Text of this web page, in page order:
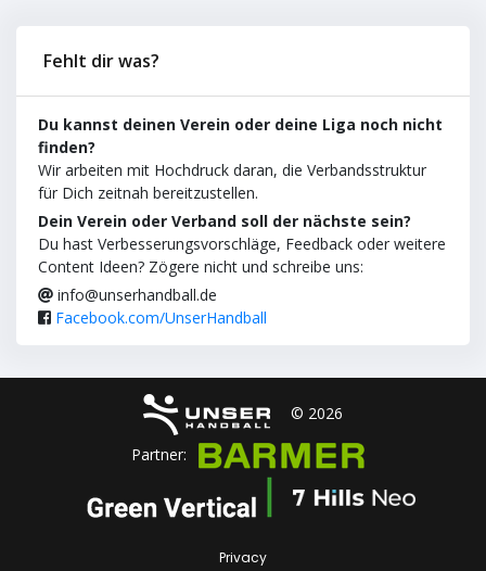
Fehlt dir was?
Du kannst deinen Verein oder deine Liga noch nicht
finden?
Wir arbeiten mit Hochdruck daran, die Verbandsstruktur
für Dich zeitnah bereitzustellen.
Dein Verein oder Verband soll der nächste sein?
Du hast Verbesserungsvorschläge, Feedback oder weitere
Content Ideen? Zögere nicht und schreibe uns:
info@unserhandball.de
Facebook.com/UnserHandball
© 2026
Partner:
Privacy